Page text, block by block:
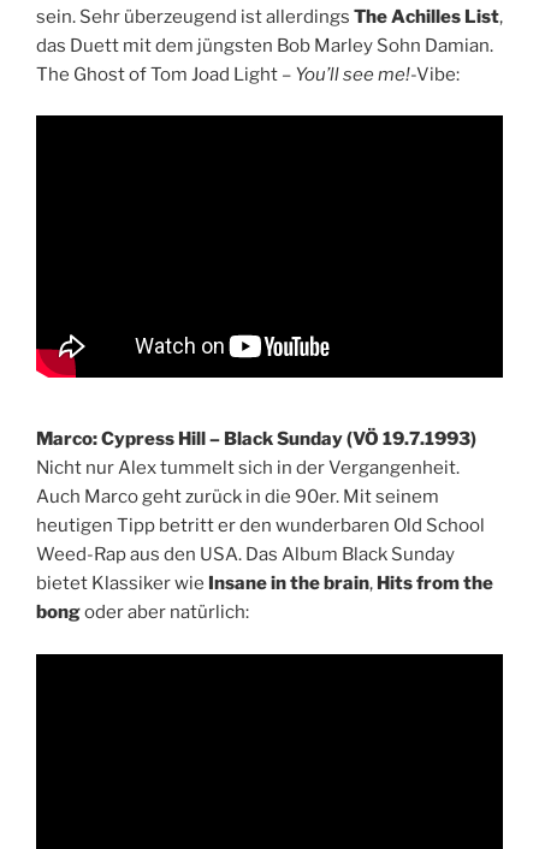
sein. Sehr überzeugend ist allerdings The Achilles List,
das Duett mit dem jüngsten Bob Marley Sohn Damian.
The Ghost of Tom Joad Light – You’ll see me!-Vibe:
Marco: Cypress Hill – Black Sunday (VÖ 19.7.1993)
Nicht nur Alex tummelt sich in der Vergangenheit.
Auch Marco geht zurück in die 90er. Mit seinem
heutigen Tipp betritt er den wunderbaren Old School
Weed-Rap aus den USA. Das Album Black Sunday
bietet Klassiker wie Insane in the brain, Hits from the
bongoder aber natürlich: